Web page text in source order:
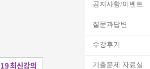
공지사항/이벤트
질문과답변
수강후기
기출문제 자료실